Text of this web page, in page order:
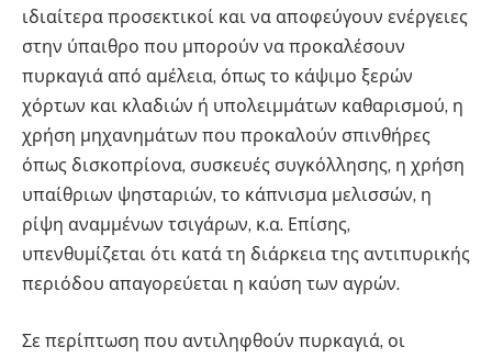
ιδιαίτερα προσεκτικοί και να αποφεύγουν ενέργειες
στην ύπαιθρο που μπορούν να προκαλέσουν
πυρκαγιά από αμέλεια, όπως το κάψιμο ξερών
χόρτων και κλαδιών ή υπολειμμάτων καθαρισμού, η
χρήση μηχανημάτων που προκαλούν σπινθήρες
όπως δισκοπρίονα, συσκευές συγκόλλησης, η χρήση
υπαίθριων ψησταριών, το κάπνισμα μελισσών, η
ρίψη αναμμένων τσιγάρων, κ.α. Επίσης,
υπενθυμίζεται ότι κατά τη διάρκεια της αντιπυρικής
περιόδου απαγορεύεται η καύση των αγρών.
Σε περίπτωση που αντιληφθούν πυρκαγιά, οι